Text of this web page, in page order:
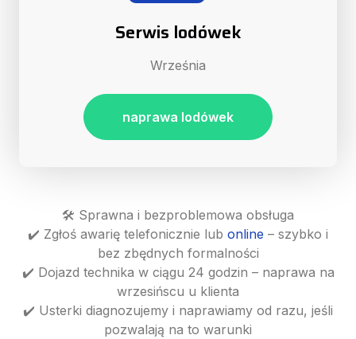
Serwis lodówek
Września
naprawa lodówek
🛠️ Sprawna i bezproblemowa obsługa
✔️ Zgłoś awarię telefonicznie lub online – szybko i
bez zbędnych formalności
✔️ Dojazd technika w ciągu 24 godzin – naprawa na
wrzesińscu u klienta
✔️ Usterki diagnozujemy i naprawiamy od razu, jeśli
pozwalają na to warunki